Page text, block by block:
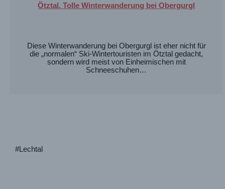
Ötztal. Tolle Winterwanderung bei Obergurgl
Diese Winterwanderung bei Obergurgl ist eher nicht für
die „normalen“ Ski-Wintertouristen im Ötztal gedacht,
sondern wird meist von Einheimischen mit
Schneeschuhen…
#Lechtal